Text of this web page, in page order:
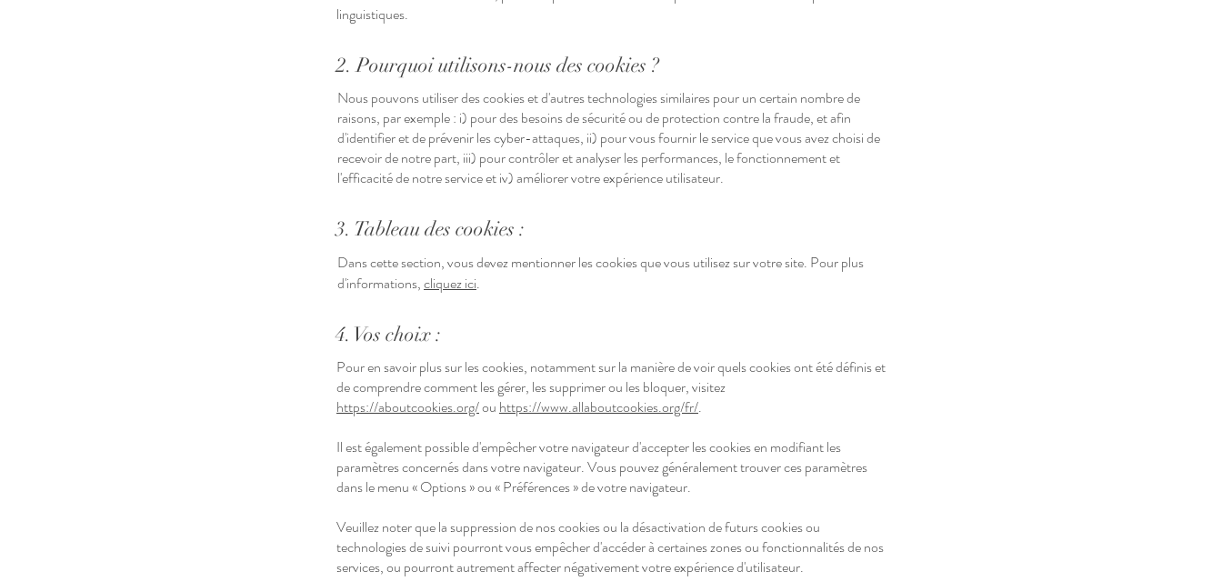
linguistiques.
2. Pourquoi utilisons-nous des cookies ?
Nous pouvons utiliser des cookies et d'autres technologies similaires pour un certain nombre de
raisons, par exemple : i) pour des besoins de sécurité ou de protection contre la fraude, et afin
d'identifier et de prévenir les cyber-attaques, ii) pour vous fournir le service que vous avez choisi de
recevoir de notre part, iii) pour contrôler et analyser les performances, le fonctionnement et
l'efficacité de notre service et iv) améliorer votre expérience utilisateur.
3. Tableau des cookies :
Dans cette section, vous devez mentionner les cookies que vous utilisez sur votre site. Pour plus
d'informations,cliquez ici.
4. Vos choix :
Pour en savoir plus sur les cookies, notamment sur la manière de voir quels cookies ont été définis et
de comprendre comment les gérer, les supprimer ou les bloquer, visitez
https://aboutcookies.org/ou https://www.allaboutcookies.org/fr/.
Il est également possible d'empêcher votre navigateur d'accepter les cookies en modifiant les
paramètres concernés dans votre navigateur. Vous pouvez généralement trouver ces paramètres
dans le menu « Options » ou « Préférences » de votre navigateur.
Veuillez noter que la suppression de nos cookies ou la désactivation de futurs cookies ou
technologies de suivi pourront vous empêcher d'accéder à certaines zones ou fonctionnalités de nos
services, ou pourront autrement affecter négativement votre expérience d'utilisateur.